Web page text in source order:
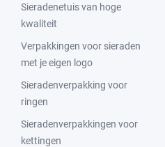
Sieradenetuis van hoge
kwaliteit
Verpakkingen voor sieraden
met je eigen logo
Sieradenverpakking voor
ringen
Sieradenverpakkingen voor
kettingen